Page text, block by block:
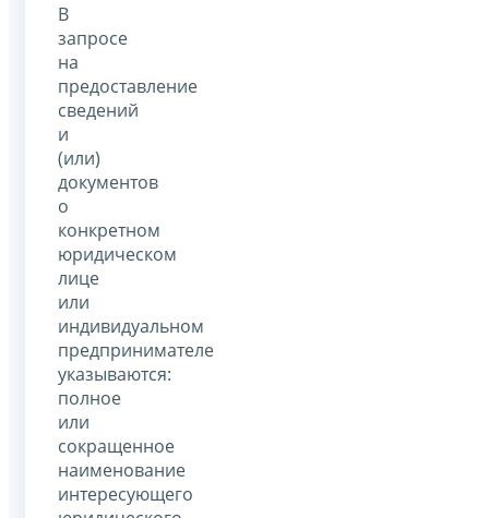
В
запросе
на
предоставление
сведений
и
(или)
документов
о
конкретном
юридическом
лице
или
индивидуальном
предпринимателе
указываются:
полное
или
сокращенное
наименование
интересующего